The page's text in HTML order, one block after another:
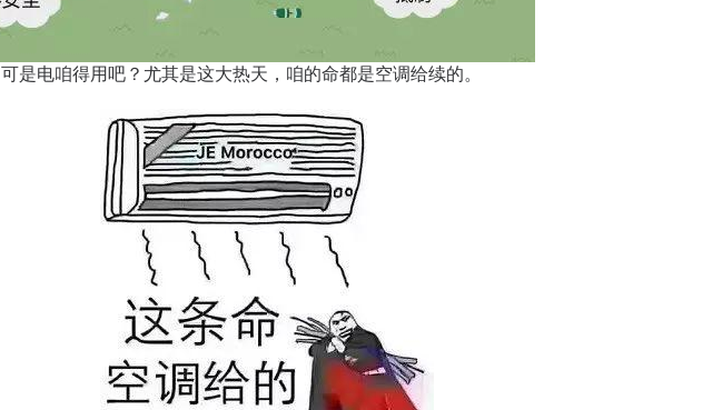
可是电咱得用吧？尤其是这大热天，咱的命都是空调给续的。